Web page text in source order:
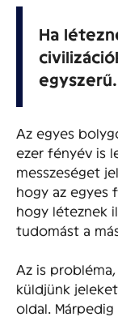
Ha
egyszerű.
Az egyes
ezer fényév is
messzeséget
hogy az egyes
hogy léteznek
tudomást a
Az is
küldjünk
oldal.